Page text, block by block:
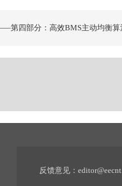
第四部分：高效BMS主动均衡算
反馈意见：